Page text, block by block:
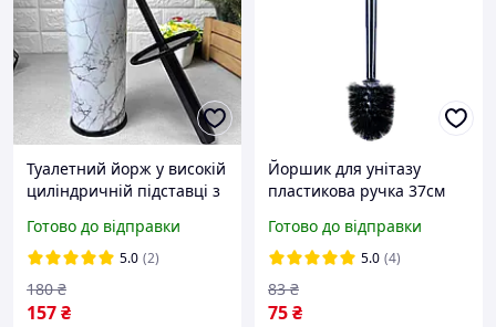
Туалетний йорж у високій
циліндричній підставці з
530 Elif
Готово до відправки
5.0 (2)
157₴
180 ₴
Йоршик для унітазу
пластикова ручка 37см
Готово до відправки
5.0 (4)
75₴
83 ₴